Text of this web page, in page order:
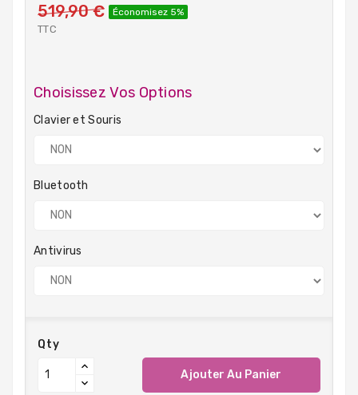
519,90 € Économisez 5%
TTC
Choisissez Vos Options
Clavier et Souris
Bluetooth
Antivirus
Qty
Ajouter Au Panier